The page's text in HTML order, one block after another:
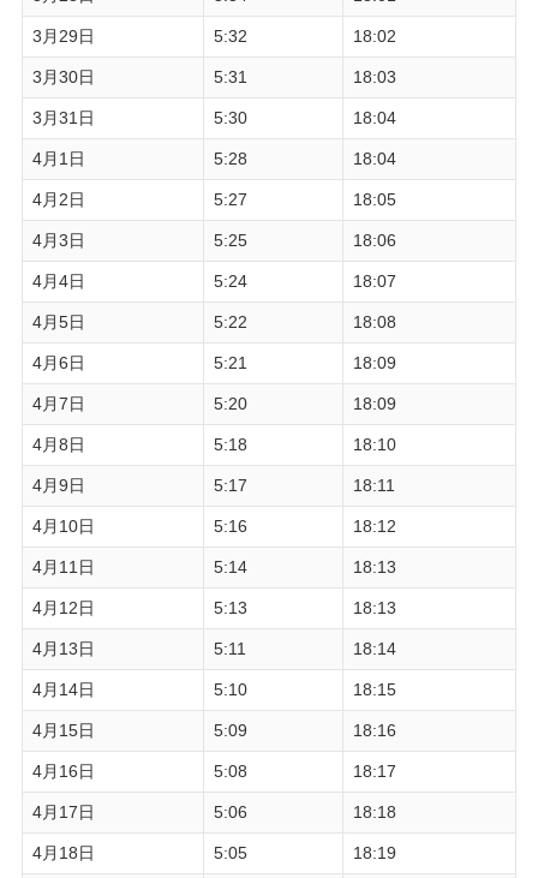
3月29日 5:32 18:02
3月30日 5:31 18:03
3月31日 5:30 18:04
4月1日 5:28 18:04
4月2日 5:27 18:05
4月3日 5:25 18:06
4月4日 5:24 18:07
4月5日 5:22 18:08
4月6日 5:21 18:09
4月7日 5:20 18:09
4月8日 5:18 18:10
4月9日 5:17 18:11
4月10日 5:16 18:12
4月11日 5:14 18:13
4月12日 5:13 18:13
4月13日 5:11 18:14
4月14日 5:10 18:15
4月15日 5:09 18:16
4月16日 5:08 18:17
4月17日 5:06 18:18
4月18日 5:05 18:19